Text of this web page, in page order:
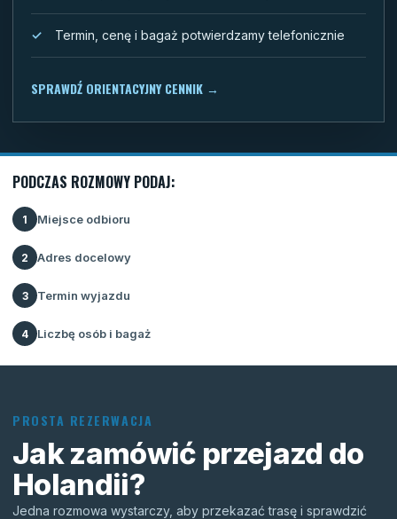
Termin, cenę i bagaż potwierdzamy telefonicznie
SPRAWDŹ ORIENTACYJNY CENNIK →
PODCZAS ROZMOWY PODAJ:
1 Miejsce odbioru
2 Adres docelowy
3 Termin wyjazdu
4 Liczbę osób i bagaż
PROSTA REZERWACJA
Jak zamówić przejazd do
Holandii?
Jedna rozmowa wystarczy, aby przekazać trasę i sprawdzić